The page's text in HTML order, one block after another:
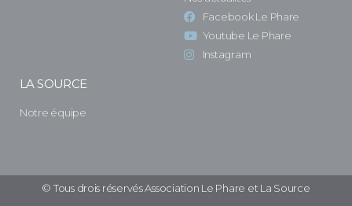
Facebook Le Phare
Youtube Le Phare
Instagram
LA SOURCE
Notre équipe
© Tous drois réservés Association Le Phare et La Source